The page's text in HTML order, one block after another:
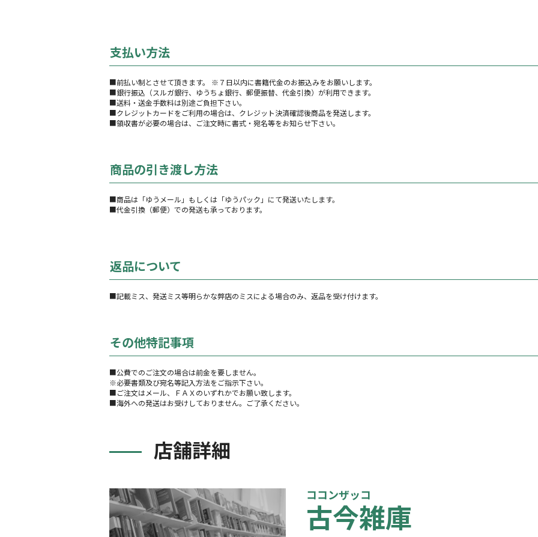
支払い方法
■前払い制とさせて頂きます。 ※７日以内に書籍代金のお振込みをお願いします。
■銀行振込（スルガ銀行、ゆうちょ銀行、郵便振替、代金引換）が利用できます。
■送料・送金手数料は別途ご負担下さい。
■クレジットカードをご利用の場合は、クレジット決済確認後商品を発送します。
■領収書が必要の場合は、ご注文時に書式・宛名等をお知らせ下さい。
商品の引き渡し方法
■商品は「ゆうメール」もしくは「ゆうパック」にて発送いたします。
■代金引換（郵便）での発送も承っております。
返品について
■記載ミス、発送ミス等明らかな弊店のミスによる場合のみ、返品を受け付けます。
その他特記事項
■公費でのご注文の場合は前金を要しません。
※必要書類及び宛名等記入方法をご指示下さい。
■ご注文はメール、ＦＡＸのいずれかでお願い致します。
■海外への発送はお受けしておりません。ご了承ください。
店舗詳細
ココンザッコ
古今雑庫